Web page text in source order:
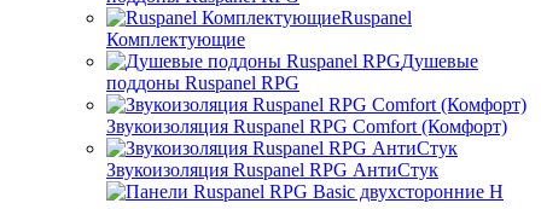
Ruspanel
Комплектующие
Душевые
поддоны Ruspanel RPG
Звукоизоляция Ruspanel RPG Comfort (Комфорт)
Звукоизоляция Ruspanel RPG АнтиСтук